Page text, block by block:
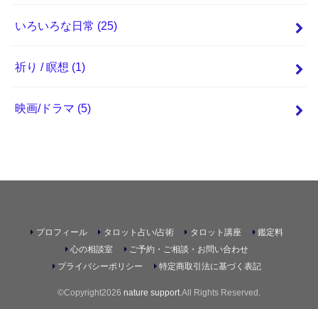
いろいろな日常 (25)
祈り / 瞑想 (1)
映画/ドラマ (5)
プロフィール タロット占い/占術 タロット講座
鑑定料
心の相談室
ご予約・ご相談・お問い合わせ
プライバシーポリシー
特定商取引法に基づく表記
©Copyright2026 nature support .All Rights Reserved.